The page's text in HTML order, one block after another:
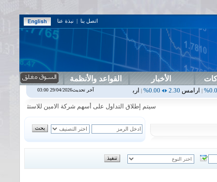
اتصل بنا | نبذة عنا
الأخبار القواعد والأنظمة
2.30
|اربيل 0.00%
0.00%
|اسفنج1.87
سيتم إطلاق التداول على أسهم شركة الامين للاستثمار المالي في